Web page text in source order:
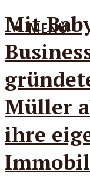
MENÜ
Mit
Müller
ihre